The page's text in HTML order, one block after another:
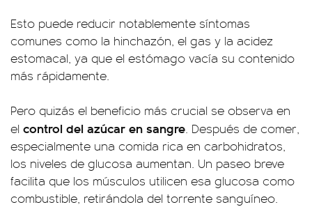
Esto puede reducir notablemente síntomas
comunes como la hinchazón, el gas y la acidez
estomacal, ya que el estómago vacía su contenido
más rápidamente.
Pero quizás el beneficio más crucial se observa en
el control del azúcar en sangre. Después de comer,
especialmente una comida rica en carbohidratos,
los niveles de glucosa aumentan. Un paseo breve
facilita que los músculos utilicen esa glucosa como
combustible, retirándola del torrente sanguíneo.